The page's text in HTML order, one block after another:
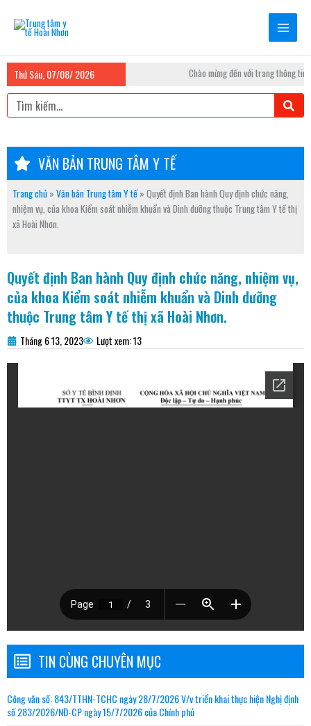
dung
Thứ Sáu, 07/08/ 2026
Chào mừng đến với trang thông tin
Tìm
kiếm
VĂN BẢN TRUNG TÂM Y TẾ
Trang chủ » Văn bản Trung tâm Y tế» Quyết định Ban hành Quy định chức năng,
nhiệm vụ, của khoa Kiểm soát nhiễm khuẩn và Dinh dưỡng thuộc Trung tâm Y tế thị
xã Hoài Nhơn.
Quyết định Ban hành Quy định chức năng, nhiệm vụ,
của khoa Kiểm soát nhiễm khuẩn và Dinh dưỡng
thuộc Trung tâm Y tế thị xã Hoài Nhơn.
Tháng 6 13, 2023 Lượt xem: 13
TIN CÙNG CHUYÊN MỤC
Công văn số: 843/TTHN-TCHC ngày 28/7/2026 V/v triển khai thực hiện Nghị định
số 283/2026/NĐ-CP ngày 15/7/2026 của Chính phủ